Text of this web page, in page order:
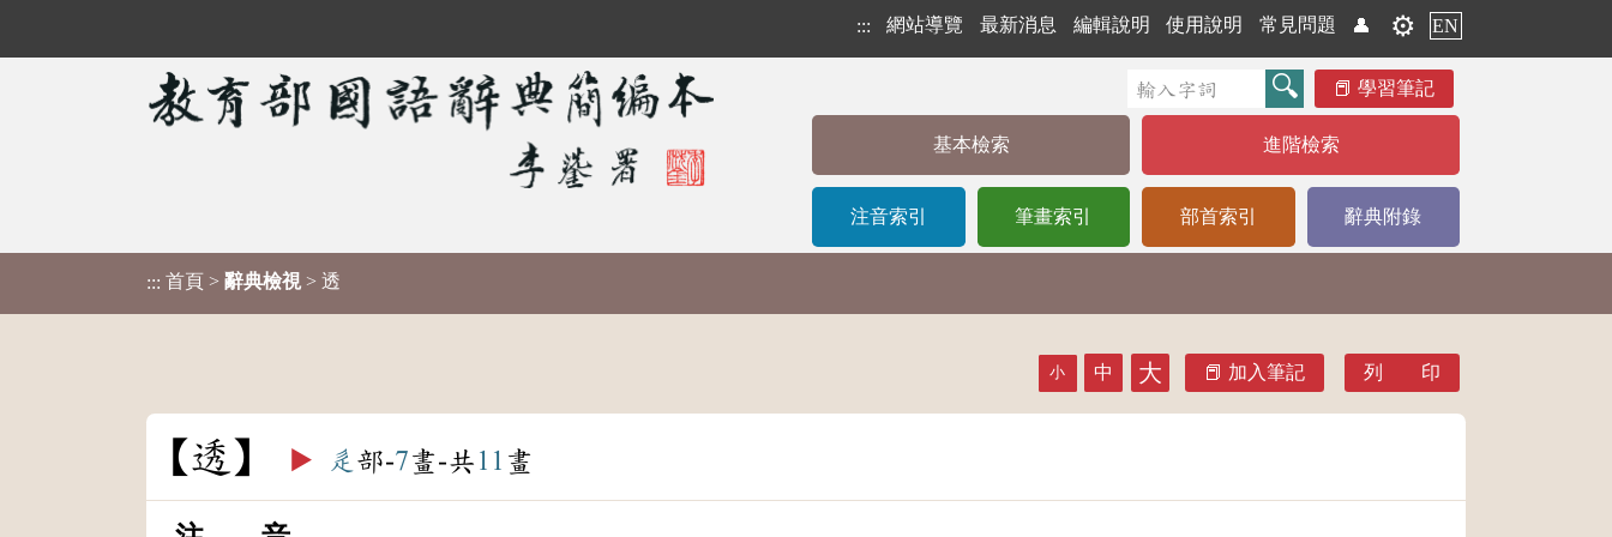
::: 網站導覽 最新消息 編輯說明 使用說明 常見問題 👤 ⚙️ EN
學習筆記
基本檢索 進階檢索
注音索引 筆畫索引 部首索引 辭典附錄
::: 首頁 > 辭典檢視 > 透
小 中 大 加入筆記 列 印
透 ▶️ 辵 部-7畫-共 11 畫